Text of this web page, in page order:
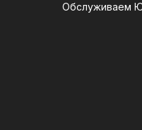
Обслуживаем